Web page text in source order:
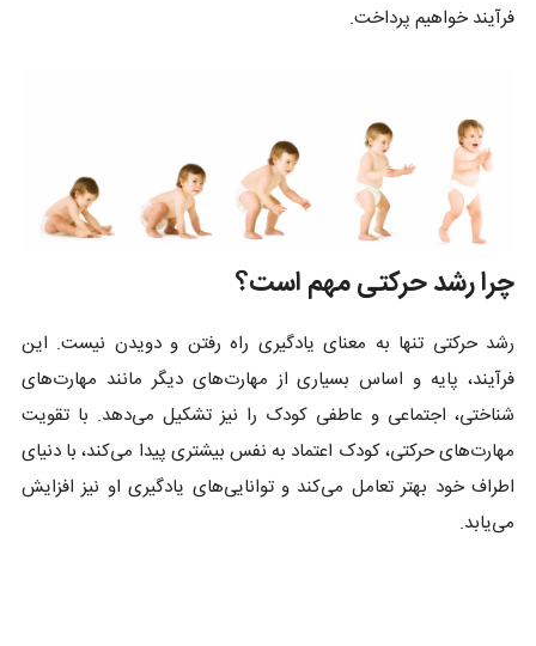
فرآیند خواهیم پرداخت.
چرا رشد حرکتی مهم است؟
رشد حرکتی تنها به معنای یادگیری راه رفتن و دویدن نیست. این
فرآیند، پایه و اساس بسیاری از مهارت‌های دیگر مانند مهارت‌های
شناختی، اجتماعی و عاطفی کودک را نیز تشکیل می‌دهد. با تقویت
مهارت‌های حرکتی، کودک اعتماد به نفس بیشتری پیدا می‌کند، با دنیای
اطراف خود بهتر تعامل می‌کند و توانایی‌های یادگیری او نیز افزایش
می‌یابد.